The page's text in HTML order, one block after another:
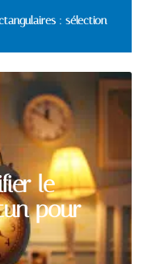
: sélection
le
pour